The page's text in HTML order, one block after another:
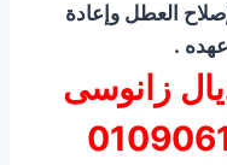
العطل وإعادة
.
زانوسى